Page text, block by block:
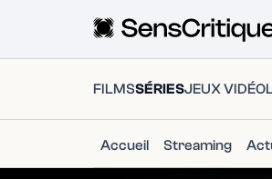
FILMSSÉRIESJEUX VIDÉO
Accueil Streaming